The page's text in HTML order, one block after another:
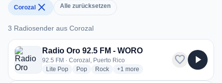
Corozal close Alle zurücksetzen
3 Radiosender aus Corozal
3 Radiosender aus Corozal
Radio Oro 92.5 FM - WORO
92.5 FM · Corozal, Puerto Rico
Lite Popradio stations
Popradio stations
Rockradio stations
+1 more genres for Radio Oro 92.5 FM
more
favorite play_arrow